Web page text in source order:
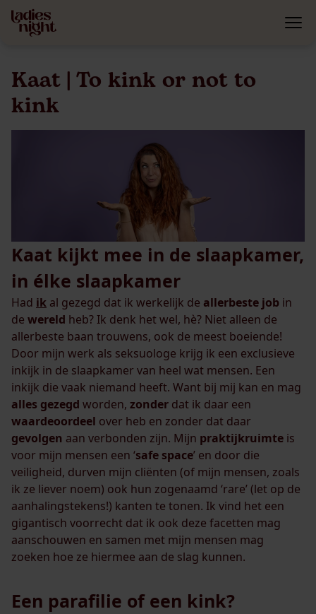
Kaat | To kink or not to
kink
Kaat kijkt mee in de slaapkamer,
in élke slaapkamer
Had ik al gezegd dat ik werkelijk de allerbeste job in
de wereld heb? Ik denk het wel, hè? Niet alleen de
allerbeste baan trouwens, ook de meest boeiende!
Door mijn werk als seksuologe krijg ik een exclusieve
inkijk in de slaapkamer van heel wat mensen. Een
inkijk die vaak niemand heeft. Want bij mij kan en mag
alles gezegd worden, zonder dat ik daar een
waardeoordeel over heb en zonder dat daar
gevolgen aan verbonden zijn. Mijn praktijkruimte is
voor mijn mensen een ‘safe space’ en door die
veiligheid, durven mijn cliënten (of mijn mensen, zoals
ik ze liever noem) ook hun zogenaamd ‘rare’ (let op de
aanhalingstekens!) kanten te tonen. Ik vind het een
gigantisch voorrecht dat ik ook deze facetten mag
aanschouwen en samen met mijn mensen mag
zoeken hoe ze hiermee aan de slag kunnen.
Een parafilie of een kink?